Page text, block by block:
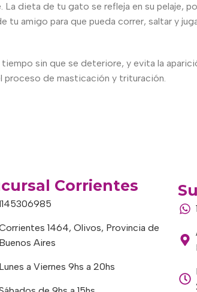
dieta de tu gato se refleja en su pelaje,
amigo para que pueda correr, saltar y
sin que se deteriore, y evita la
proceso de masticación y trituración.
Corrientes
1464, Olivos, Provincia de
Buenos Aires
Lunes a Viernes 9hs a 20hs